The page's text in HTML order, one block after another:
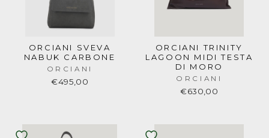
ORCIANI SVEVA
NABUK CARBONE
ORCIANI
€495,00
ORCIANI TRINITY
LAGOON MIDI TESTA
DI MORO
ORCIANI
€630,00